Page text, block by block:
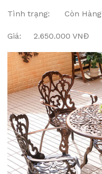
Tình trạng: Còn Hàng
Giá: 2.650.000 VNĐ